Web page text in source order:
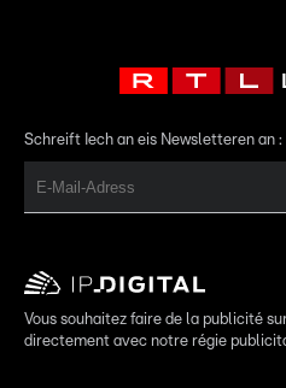
Schreift Iech an eis Newsletteren an :
Vous souhaitez faire de la publicité
directement avec notre régie